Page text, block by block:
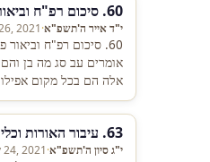
60. סיכום רפ"ח וביאור פרטים (ענין רפ"ח שיעור ג)
י"ד אייר ה'תשפ"א·
2021
60. סיכום רפ"ח
אומרים עב סג מה בן
אלה הם בכל מקום
63. עיבור האורות וכלים של השבירה להעלאת מן
י"ג סיון ה'תשפ"א·
24, 2021